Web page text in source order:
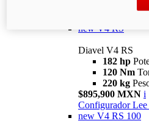
new V4 RS
Diavel V4 RS
182 hp
120 Nm
220 kg
$895,900 MXN i
Configurador Lee
new V4 RS 100